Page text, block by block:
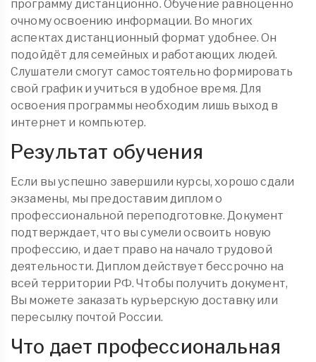
программу дистанционно. Обучение равноценно
очному освоению информации. Во многих
аспектах дистанционный формат удобнее. Он
подойдёт для семейных и работающих людей.
Слушатели смогут самостоятельно формировать
свой график и учиться в удобное время. Для
освоения программы необходим лишь выход в
интернет и компьютер.
Результат обучения
Если вы успешно завершили курсы, хорошо сдали
экзамены, мы предоставим диплом о
профессиональной переподготовке. Документ
подтверждает, что вы сумели освоить новую
профессию, и дает право на начало трудовой
деятельности. Диплом действует бессрочно на
всей территории РФ. Чтобы получить документ,
Вы можете заказать курьерскую доставку или
пересылку почтой России.
Что дает профессиональная